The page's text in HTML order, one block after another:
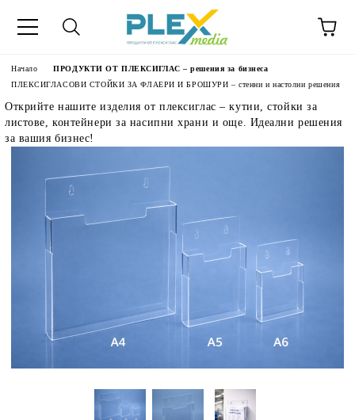
Начало
ПРОДУКТИ ОТ ПЛЕКСИГЛАС – решения за бизнеса
ПЛЕКСИГЛАСОВИ СТОЙКИ ЗА ФЛАЕРИ И БРОШУРИ – стенни и настолни решения
Открийте нашите изделия от плексиглас – кутии, стойки за
листове, контейнери за насипни храни и още. Идеални решения
за вашия бизнес!